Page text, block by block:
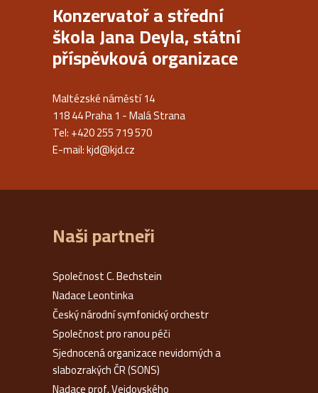
Konzervatoř a střední
škola Jana Deyla, státní
příspěvková organizace
Maltézské náměstí 14
118 44 Praha 1 - Malá Strana
Tel: +420 255 719 570
E-mail:kjd@kjd.cz
Naši partneři
Společnost C. Bechstein
Nadace Leontinka
Český národní symfonický orchestr
Společnost pro ranou péči
Sjednocená organizace nevidomých a
slabozrakých ČR (SONS)